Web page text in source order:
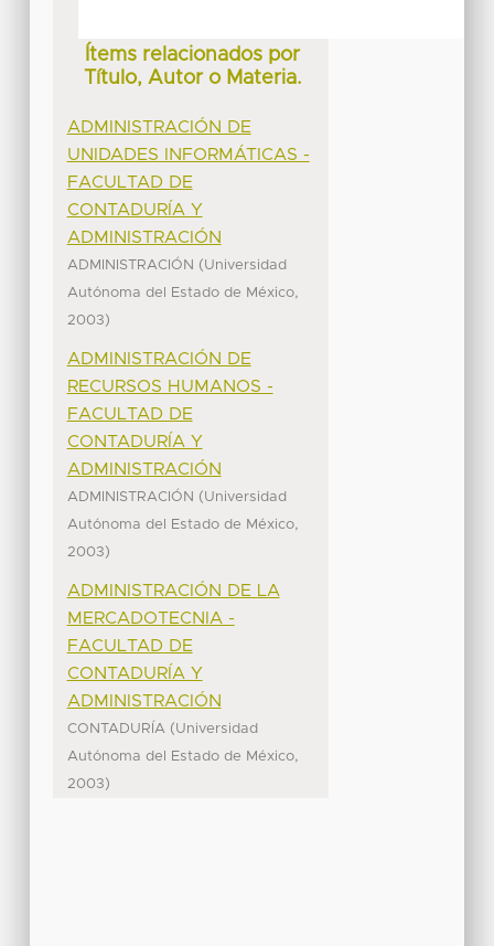
Ítems relacionados por
Título, Autor o Materia.
ADMINISTRACIÓN DE
UNIDADES INFORMÁTICAS -
FACULTAD DE
CONTADURÍA Y
ADMINISTRACIÓN
ADMINISTRACIÓN (Universidad
Autónoma del Estado de México,
2003)
ADMINISTRACIÓN DE
RECURSOS HUMANOS -
FACULTAD DE
CONTADURÍA Y
ADMINISTRACIÓN
ADMINISTRACIÓN (Universidad
Autónoma del Estado de México,
2003)
ADMINISTRACIÓN DE LA
MERCADOTECNIA -
FACULTAD DE
CONTADURÍA Y
ADMINISTRACIÓN
CONTADURÍA (Universidad
Autónoma del Estado de México,
2003)